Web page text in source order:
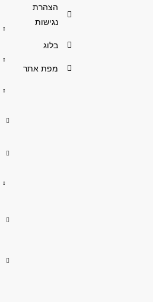
הצהרת
נגישות
בלוג
מפת אתר